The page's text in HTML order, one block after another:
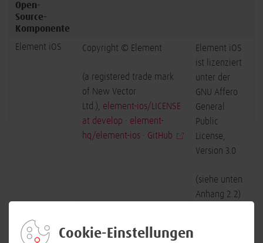
Cookie-Einstellungen
Open-
Source-
Komponente
Element iOS Copyright © Element
(a registered trade mark
of New Vector
Ltd.), element-ios/LICENSE
at develop · element-
hq/element-ios · GitHub
Element iOS
ist lizenziert
unter der
GNU Affero
General
Public
License,
Version 3.0
(siehe unten
Anhang 2.2)